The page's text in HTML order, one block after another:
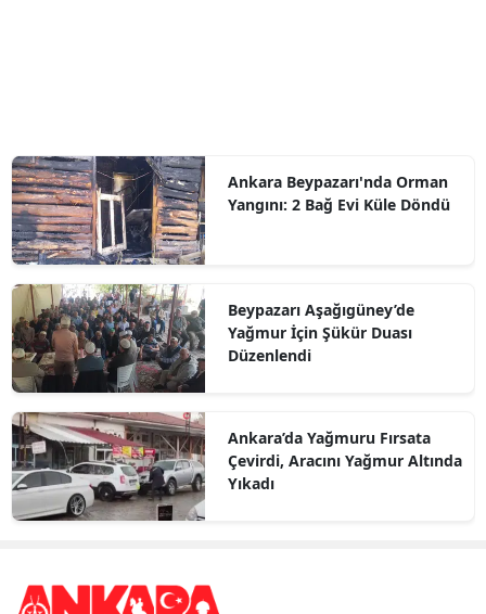
Ankara Beypazarı'nda Orman
Yangını: 2 Bağ Evi Küle Döndü
Beypazarı Aşağıgüney’de
Yağmur İçin Şükür Duası
Düzenlendi
Ankara’da Yağmuru Fırsata
Çevirdi, Aracını Yağmur Altında
Yıkadı